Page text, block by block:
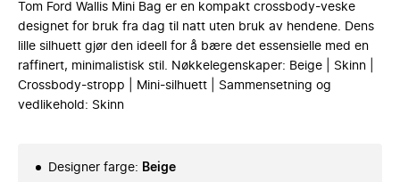
Tom Ford Wallis Mini Bag er en kompakt crossbody-veske
designet for bruk fra dag til natt uten bruk av hendene. Dens
lille silhuett gjør den ideell for å bære det essensielle med en
raffinert, minimalistisk stil. Nøkkelegenskaper: Beige | Skinn |
Crossbody-stropp | Mini-silhuett | Sammensetning og
vedlikehold: Skinn
Designer farge: Beige